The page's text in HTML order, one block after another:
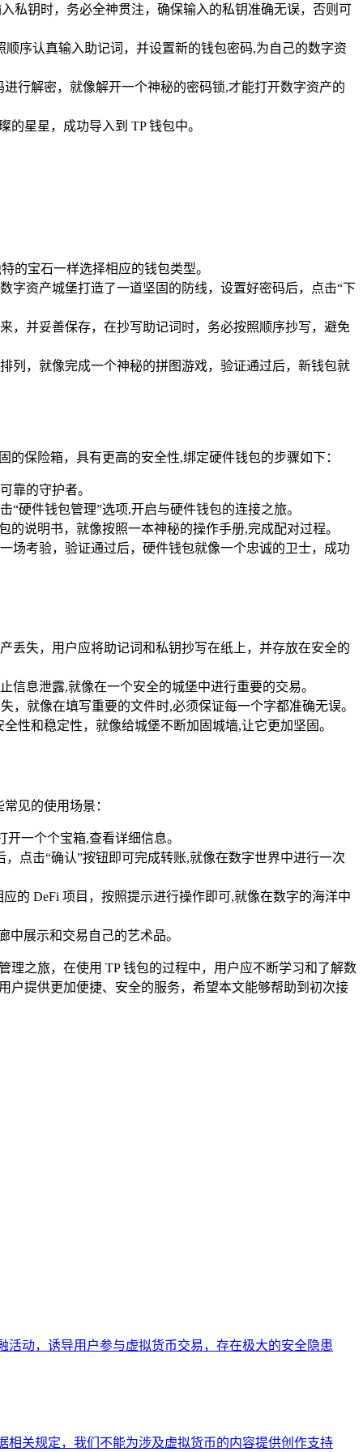
私钥时，务必全神贯注，确保输入的私钥准确无误，否则可
序认真输入助记词，并设置新的钱包密码,为自己的数字资
行解密，就像解开一个神秘的密码锁,才能打开数字资产的
星星，成功导入到 TP 钱包中。
的宝石一样选择相应的钱包类型。
字资产城堡打造了一道坚固的防线，设置好密码后，点击“下
，并妥善保存，在抄写助记词时，务必按照顺序抄写，避免
列，就像完成一个神秘的拼图游戏，验证通过后，新钱包就
保险箱，具有更高的安全性,绑定硬件钱包的步骤如下：
靠的守护者。
硬件钱包管理”选项,开启与硬件钱包的连接之旅。
说明书，就像按照一本神秘的操作手册,完成配对过程。
场考验，验证通过后，硬件钱包就像一个忠诚的卫士，成功
丢失，用户应将助记词和私钥抄写在纸上，并存放在安全的
息泄露,就像在一个安全的城堡中进行重要的交易。
，就像在填写重要的文件时,必须保证每一个字都准确无误。
性和稳定性，就像给城堡不断加固城墙,让它更加坚固。
见的使用场景：
一个个宝箱,查看详细信息。
点击“确认”按钮即可完成转账,就像在数字世界中进行一次
的 DeFi 项目，按照提示进行操作即可,就像在数字的海洋中
展示和交易自己的艺术品。
之旅，在使用 TP 钱包的过程中，用户应不断学习和了解数
户提供更加便捷、安全的服务，希望本文能够帮助到初次接
动，诱导用户参与虚拟货币交易，存在极大的安全隐患
关规定，我们不能为涉及虚拟货币的内容提供创作支持